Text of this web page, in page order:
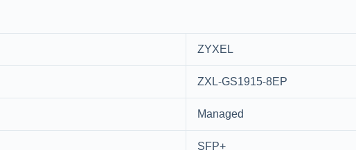
ZYXEL
ZXL-GS1915-8EP
Managed
SFP+